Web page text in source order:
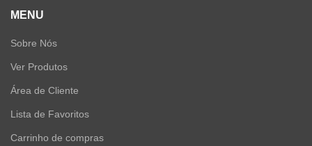
MENU
Sobre Nós
Ver Produtos
Área de Cliente
Lista de Favoritos
Carrinho de compras